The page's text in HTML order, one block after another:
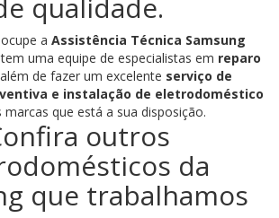
qualidade.
a Assistência Técnica Samsung
uma equipe de especialistas em reparo
de fazer um excelente serviço de
e instalação de eletrodoméstico
marcas que está a sua disposição.
outros
da
que trabalhamos